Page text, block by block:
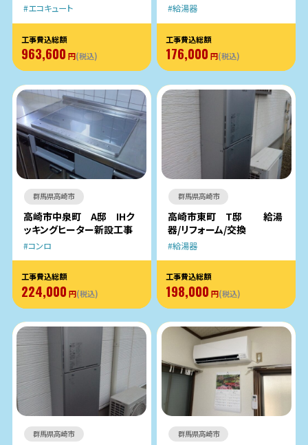
エコキュート
工事費込総額
963,600 円(税込)
給湯器
工事費込総額
176,000 円(税込)
群馬県高崎市
高崎市中泉町 A邸 IHク
ッキングヒーター新設工事
コンロ
工事費込総額
224,000 円(税込)
群馬県高崎市
高崎市東町 T邸 給湯
器/リフォーム/交換
給湯器
工事費込総額
198,000 円(税込)
群馬県高崎市 群馬県高崎市